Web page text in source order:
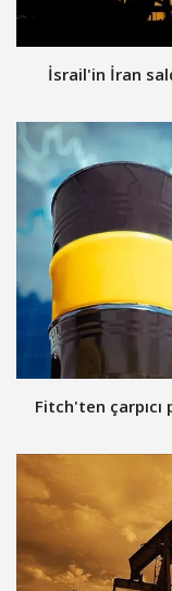
İsrail'in İran
Fitch'ten